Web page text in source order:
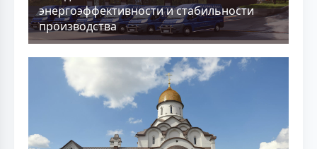
энергоэффективности и стабильности
производства